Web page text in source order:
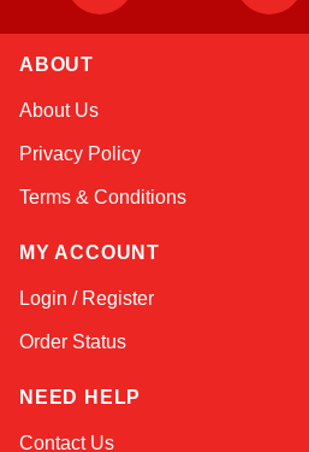
ABOUT
About Us
Privacy Policy
Terms & Conditions
MY ACCOUNT
Login / Register
Order Status
NEED HELP
Contact Us